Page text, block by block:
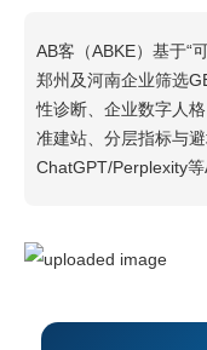
AB客（ABKE）基于“
郑州及河南企业筛选
性诊断、企业数字人
准建站、分层指标与
ChatGPT/Perplexity等